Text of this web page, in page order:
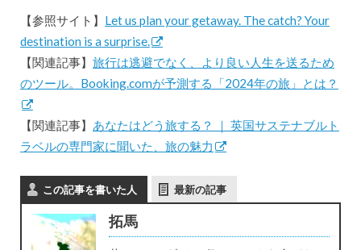
【参照サイト】 Let us plan your getaway. The catch? Your
destination is a surprise.
【関連記事】 旅行は逃避でなく、より良い人生を送るため
のツール。Booking.comが予測する「2024年の旅」とは？
【関連記事】 あなたはどう旅する？ ｜ 英国サステナブルト
ラベルの専門家に聞いた、旅の魅力
この記事を書いた人 最新の記事
拓馬